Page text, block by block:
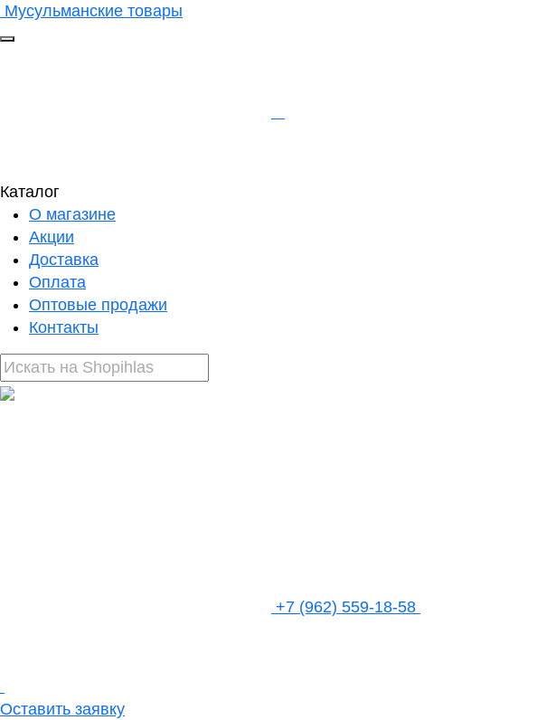
Мусульманские товары
Каталог
О магазине
Акции
Доставка
Оплата
Оптовые продажи
Контакты
+7 (962) 559-18-58
Оставить заявку